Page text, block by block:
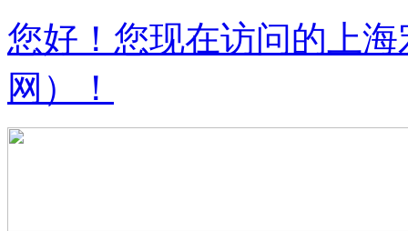
您好！您现在访问的上
网）！